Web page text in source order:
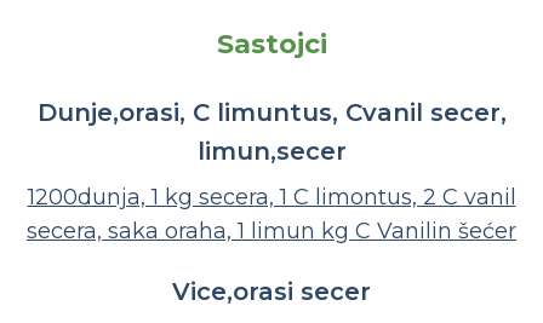
Sastojci
Dunje,orasi, C limuntus, Cvanil secer,
limun,secer
1200dunja, 1 kg secera, 1 C limontus, 2 C vanil
secera, saka oraha, 1 limun kg C Vanilin šećer
Vice,orasi secer